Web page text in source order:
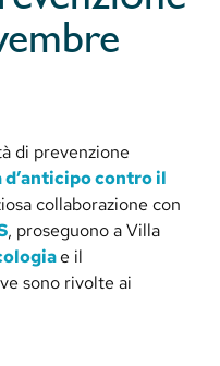
di prevenzione
d’anticipo contro il
collaborazione con
, proseguono a Villa
e il
sono rivolte ai